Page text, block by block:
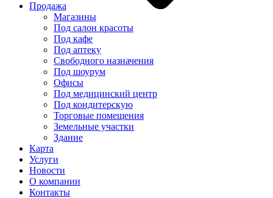
Продажа
Магазины
Под салон красоты
Под кафе
Под аптеку
Свободного назначения
Под шоурум
Офисы
Под медицинский центр
Под кондитерскую
Торговые помещения
Земельные участки
Здание
Карта
Услуги
Новости
О компании
Контакты